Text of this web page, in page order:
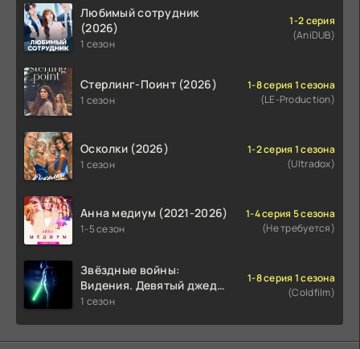
Любимый сотрудник
(2026)
1 сезон
1-2 серия
(AniDUB)
Стерлинг-Поинт (2026)
1 сезон
1-8 серия 1 сезона
(LE-Production)
Осколки (2026)
1 сезон
1-2 серия 1 сезона
(Ultradox)
Анна медиум (2021-2026)
1-5 сезон
1-4 серия 5 сезона
(Не требуется)
Звёздные войны:
Видения. Девятый джедай
(2026)
1 сезон
1-8 серия 1 сезона
(Coldfilm)